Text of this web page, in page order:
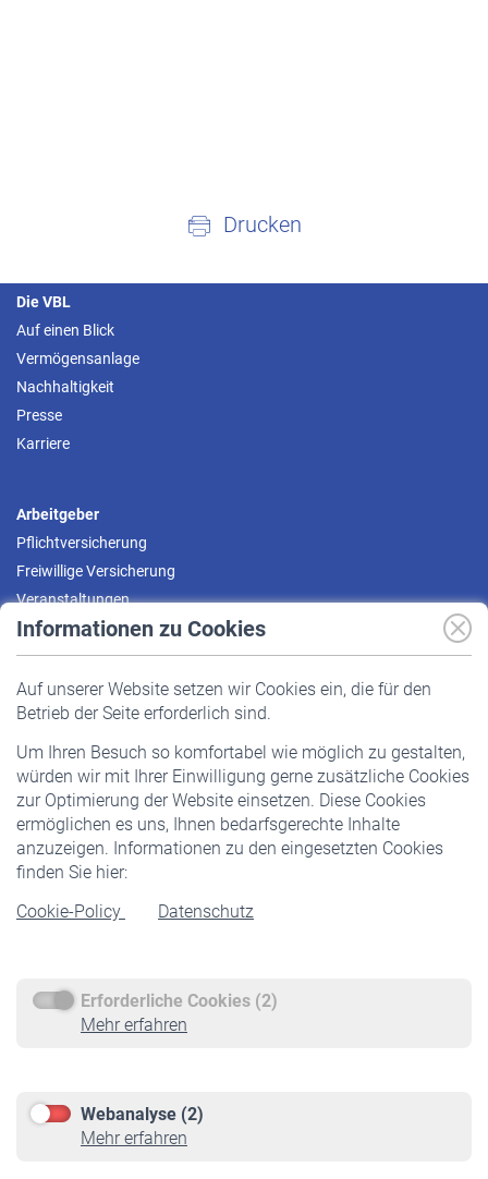
Informationen zu Cookies
Auf unserer Website setzen wir Cookies ein, die für den
Betrieb der Seite erforderlich sind.
Um Ihren Besuch so komfortabel wie möglich zu gestalten,
würden wir mit Ihrer Einwilligung gerne zusätzliche Cookies
zur Optimierung der Website einsetzen. Diese Cookies
ermöglichen es uns, Ihnen bedarfsgerechte Inhalte
anzuzeigen. Informationen zu den eingesetzten Cookies
finden Sie hier:
Cookie-Policy
Datenschutz
Erforderliche Cookies (2)
Mehr erfahren
Webanalyse (2)
Mehr erfahren
Drucken
Die VBL
Auf einen Blick
Vermögensanlage
Nachhaltigkeit
Presse
Karriere
Arbeitgeber
Pflichtversicherung
Freiwillige Versicherung
Veranstaltungen
Pflichtversicherung
Staatliche Förderung
Veranstaltungen
Rentner
Rentenbeginn
Rente beantragen
Service
Informationen
Online-Rechner
VBLnewsletter